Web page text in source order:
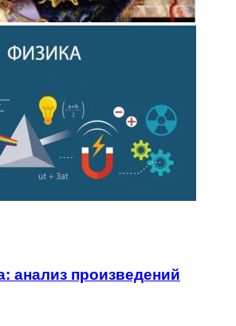
анализ произведений